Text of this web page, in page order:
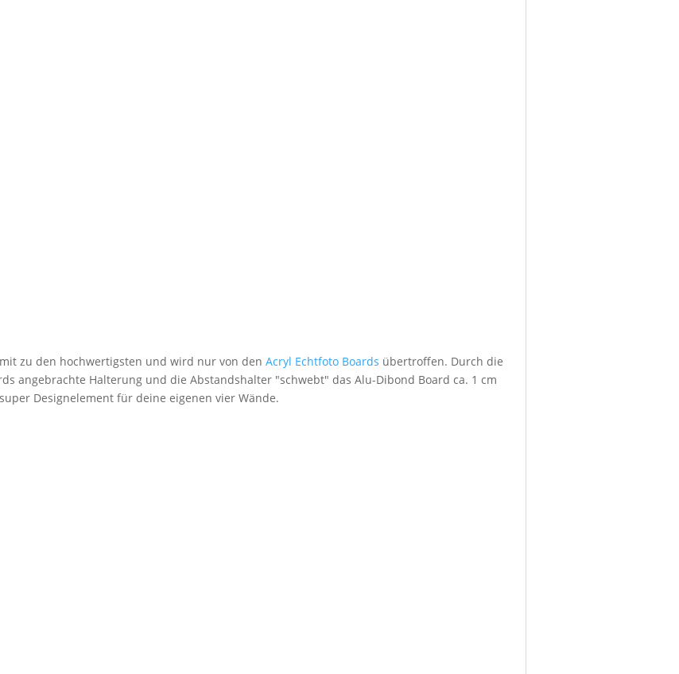
zu den hochwertigsten und wird nur von den Acryl Echtfoto Boards übertroffen. Durch die
angebrachte Halterung und die Abstandshalter "schwebt" das Alu-Dibond Board ca. 1 cm
Designelement für deine eigenen vier Wände.